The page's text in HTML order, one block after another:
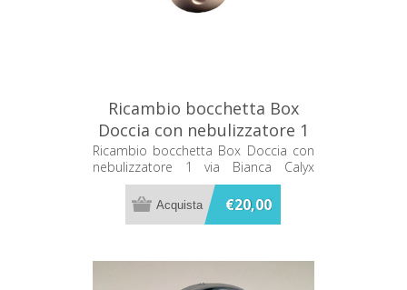
Ricambio bocchetta Box
Doccia con nebulizzatore 1
via Bianca Calyx C02120078
Ricambio bocchetta Box Doccia con
nebulizzatore 1 via Bianca Calyx
C02120078
€20,00